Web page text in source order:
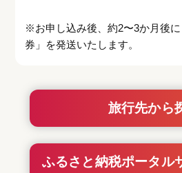
※お申し込み後、約2〜3か月後
券」を発送いたします。
旅行先から
ふるさと納税ポータル